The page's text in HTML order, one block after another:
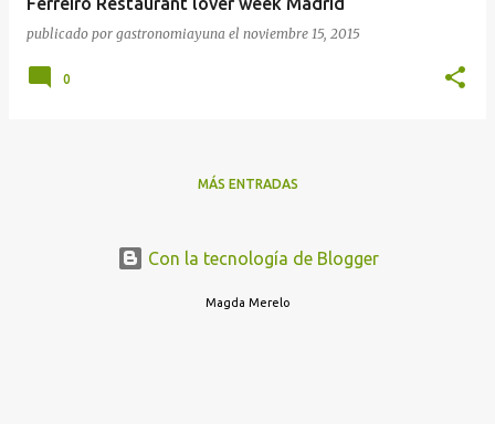
publicado por gastronomiayuna el noviembre 15, 2015
0
MÁS ENTRADAS
Con la tecnología de Blogger
Magda Merelo